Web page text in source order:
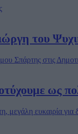
του
ως